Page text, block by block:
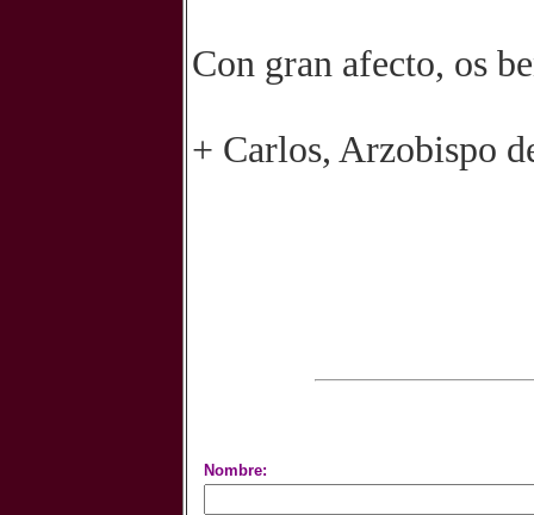
Con gran afecto, os
+ Carlos, Arzobispo
Nombre: